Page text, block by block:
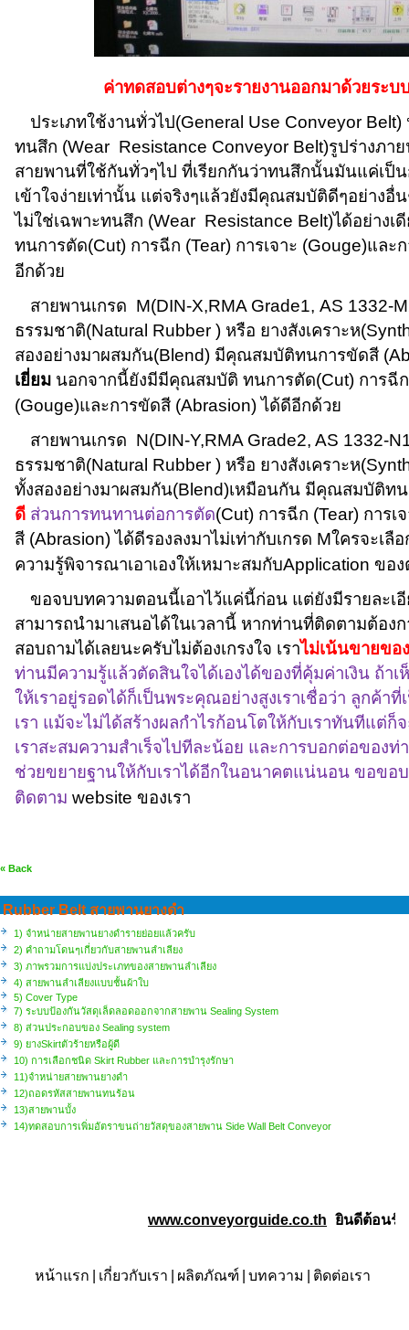
ค่าทดสอบต่างๆจะรายงานออกมาด้วยระบ
ประเภทใช้งานทั่วไป(General Use Conveyor Belt)
ทนสึก (Wear Resistance Conveyor Belt)รูปร่างภา
สายพานที่ใช้กันทั่วๆไป ที่เรียกกันว่าทนสึกนั้นมันแค่เป็น
เข้าใจง่ายเท่านั้น แต่จริงๆแล้วยังมีคุณสมบัติดีๆอย่างอื่
ไม่ใช่เฉพาะทนสึก (Wear Resistance Belt)ได้อย่างเ
ทนการตัด(Cut) การฉีก (Tear) การเจาะ (Gouge)และ
อีกด้วย
สายพานเกรด M(DIN-X,RMA Grade1, AS 1332-
ธรรมชาติ(Natural Rubber ) หรือ ยางสังเคราะห
สองอย่างมาผสมกัน(Blend) มีคุณสมบัติทนการขัดสี (
เยี่ยม นอกจากนี้ยังมีมีคุณสมบัติ ทนการตัด(Cut) การฉี
(Gouge)และการขัดสี (Abrasion)ได้ดีอีกด้วย
สายพานเกรด N(DIN-Y,RMA Grade2, AS 1332-
ธรรมชาติ(Natural Rubber ) หรือ ยางสังเคราะห(
ทั้งสองอย่างมาผสมกัน(Blend)เหมือนกัน มีคุณสมบัติท
ดี ส่วนการทนทานต่อการตัด(Cut) การฉีก (Tear) การเ
สี (Abrasion)ได้ดีรองลงมาไม่เท่ากับเกรด Mใครจะเลื
ความรู้พิจารณาเอาเองให้เหมาะสมกับApplicationของ
ขอจบบทความตอนนี้เอาไว้แค่นี้ก่อน แต่ยังมีรายละเ
สามารถนำมาเสนอได้ในเวลานี้ หากท่านที่ติดตามต้องก
สอบถามได้เลยนะครับไม่ต้องเกรงใจ เราไม่เน้นขายขอ
ท่านมีความรู้แล้วตัดสินใจได้เองได้ของที่คุ้มค่าเงิน ถ้า
ให้เราอยู่รอดได้ก็เป็นพระคุณอย่างสูงเราเชื่อว่า ลูกค้า
เรา แม้จะไม่ได้สร้างผลกำไรก้อนโตให้กับเราทันทีแต่ก็
เราสะสมความสำเร็จไปทีละน้อย และการบอกต่อของ
ช่วยขยายฐานให้กับเราได้อีกในอนาคตแน่นอน ขอข
ติดตามwebsiteของเรา
« Back
Rubber Belt สายพานยางดำ
1) จำหน่ายสายพานยางดำรายย่อยแล้วครับ
2) คำถามโดนๆเกี่ยวกับสายพานลำเลียง
3) ภาพรวมการแบ่งประเภทของสายพานลำเลียง
4) สายพานลำเลียงแบบชั้นผ้าใบ
5) Cover Type
7) ระบบป้องกันวัสดุเล็ดลอดออกจากสายพาน Sealing System
8) ส่วนประกอบของ Sealing system
9) ยางSkirtตัวร้ายหรือผู้ดี
10) การเลือกชนิด Skirt Rubber และการบำรุงรักษา
11)จำหน่ายสายพานยางดำ
12)ถอดรหัสสายพานทนร้อน
13)สายพานบั้ง
14)ทดสอบการเพิ่มอัตราขนถ่ายวัสดุของสายพาน Side Wall Belt Conveyor
www.conveyorguide.co.th ยินดีต้อนรับเ
หน้าแรก เกี่ยวกับเรา ผลิตภัณฑ์ บทความ ติดต่อเรา